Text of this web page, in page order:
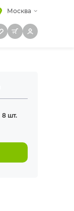
Москва
8 шт.